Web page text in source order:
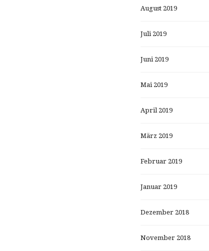
August 2019
Juli 2019
Juni 2019
Mai 2019
April 2019
März 2019
Februar 2019
Januar 2019
Dezember 2018
November 2018